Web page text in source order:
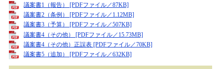
議案書1（報告） [PDFファイル／87KB]
議案書2（条例） [PDFファイル／1.12MB]
議案書3（予算） [PDFファイル／507KB]
議案書4（その他） [PDFファイル／15.73MB]
議案書4（その他）正誤表 [PDFファイル／70KB]
議案書5（追加） [PDFファイル／632KB]